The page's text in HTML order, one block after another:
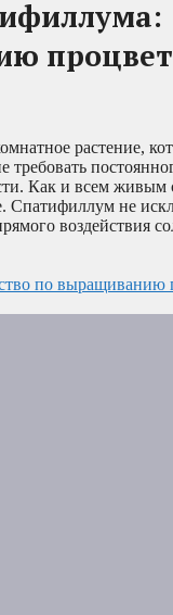
растение,
требовать
Как и всем живым
Спатифиллум не
воздействия
по